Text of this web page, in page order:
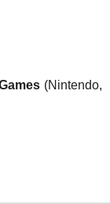
(Nintendo,